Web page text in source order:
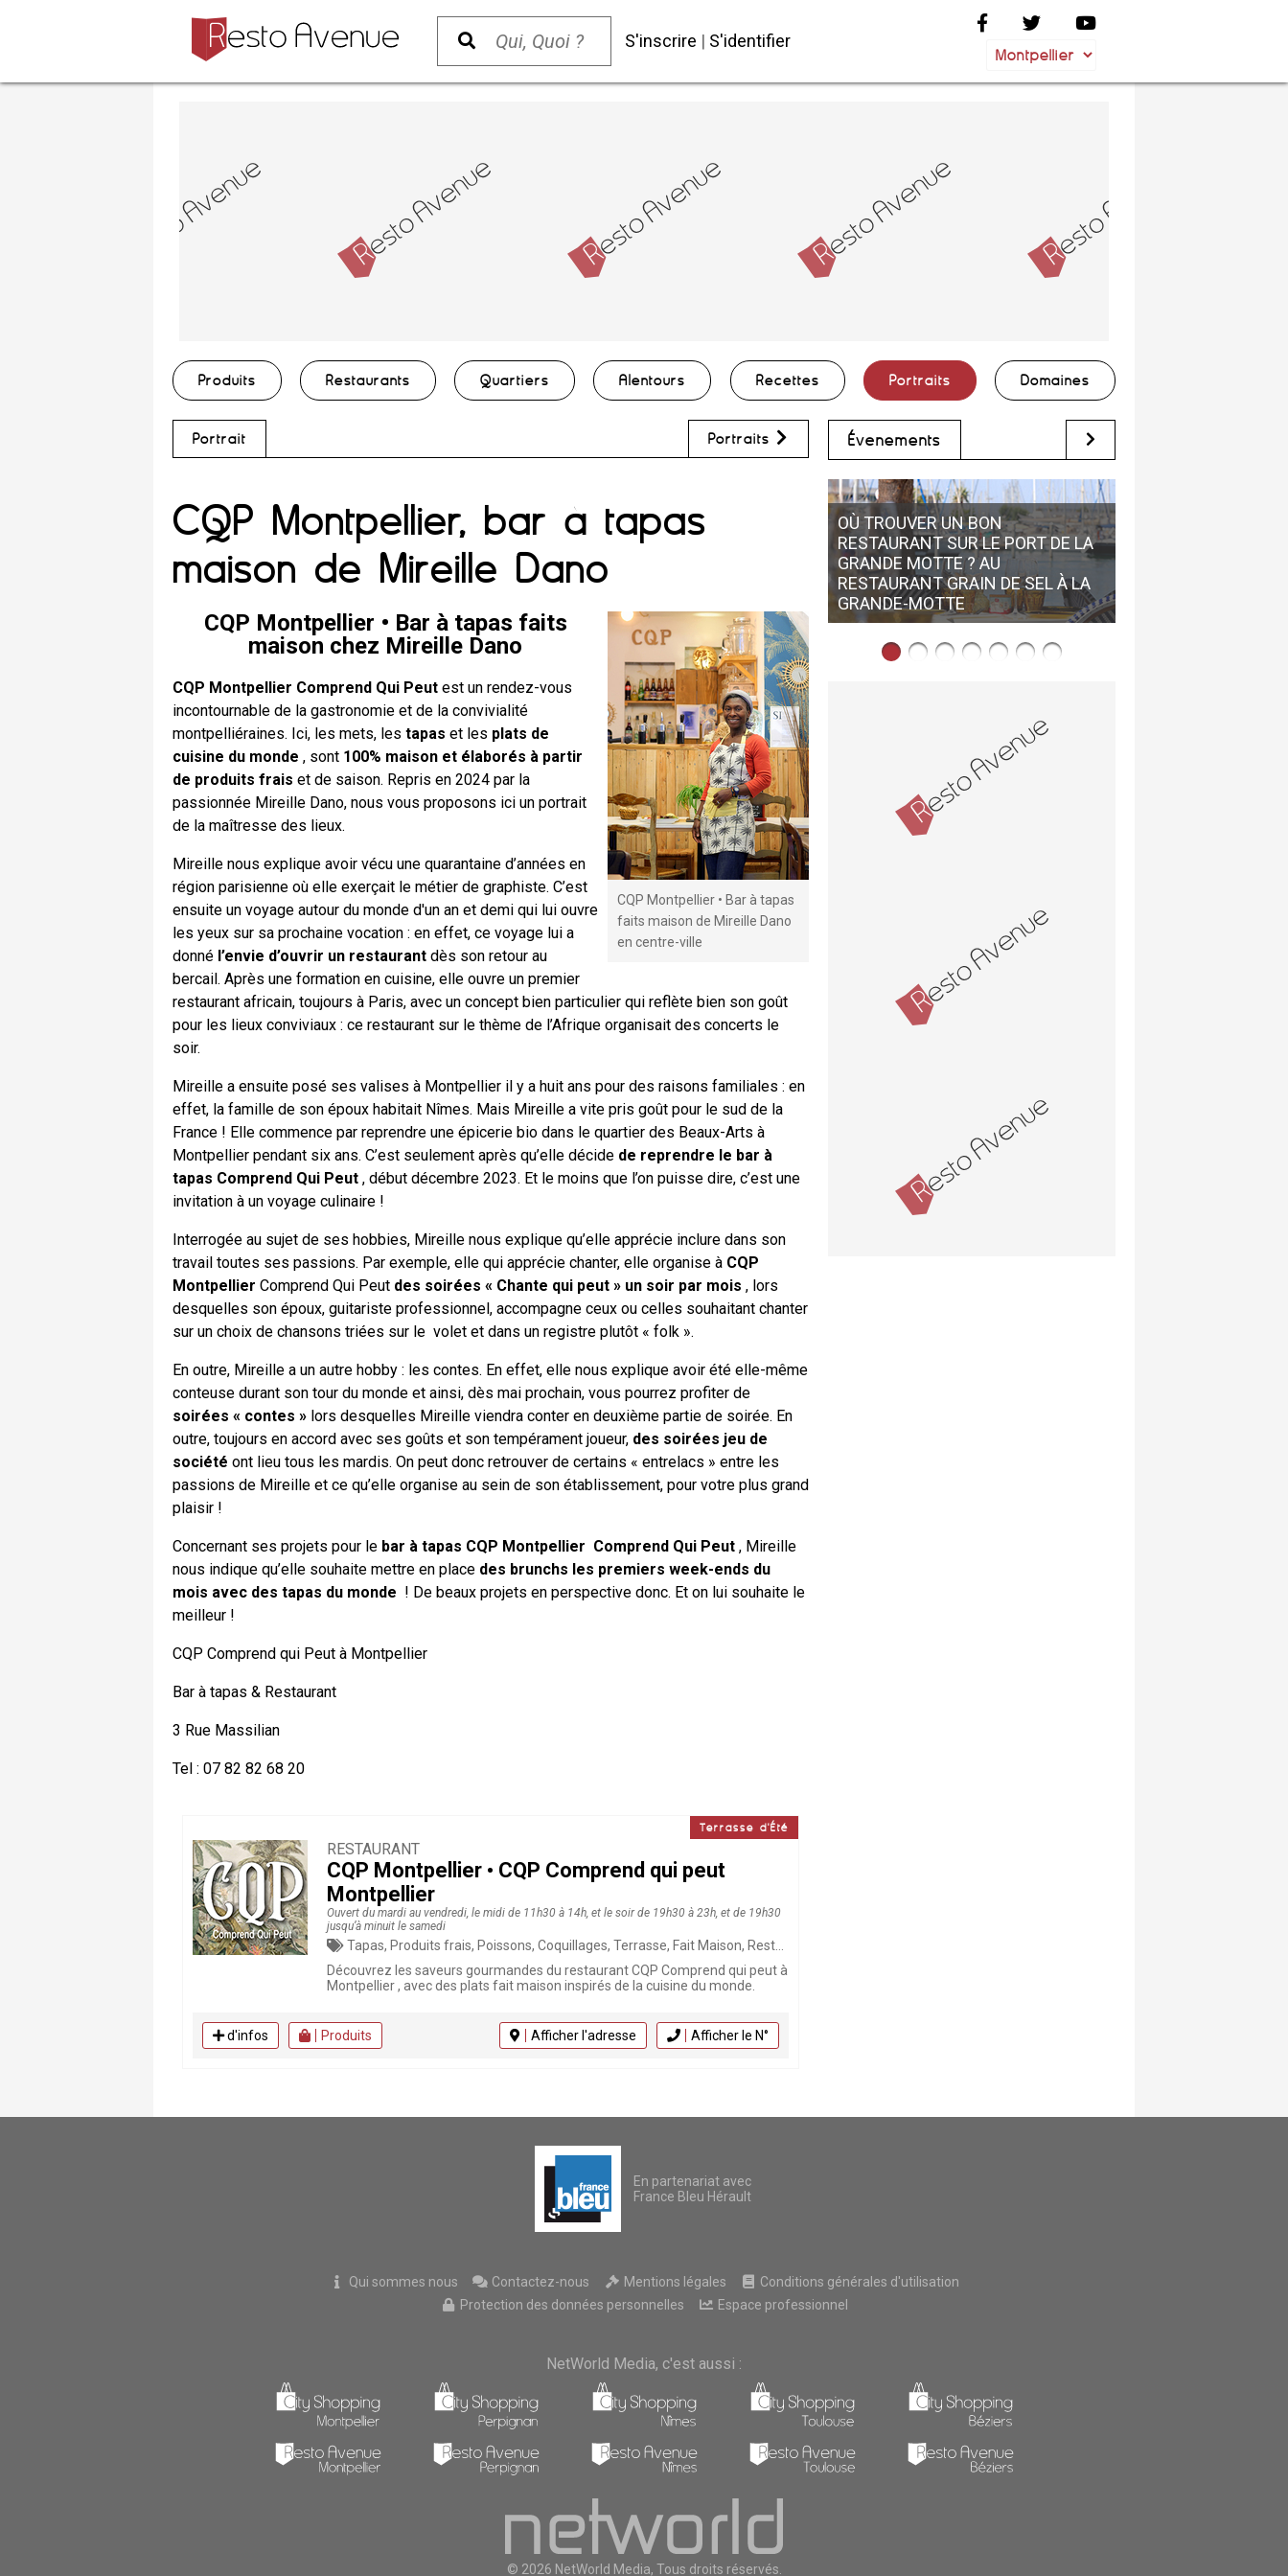
S'inscrire | S'identifier
Produits Restaurants Quartiers Alentours Recettes Portraits Domaines
Portrait Portraits
CQP Montpellier, bar à tapas
maison de Mireille Dano
CQP Montpellier • Bar à tapas
faits maison de Mireille Dano
en centre-ville
CQP Montpellier • Bar à tapas faits
maison chez Mireille Dano
CQP Montpellier Comprend Qui Peut est un rendez-vous
incontournable de la gastronomie et de la convivialité
montpelliéraines. Ici, les mets, les tapas et les plats de
cuisine du monde , sont 100% maison et élaborés à partir
de produits frais et de saison. Repris en 2024 par la
passionnée Mireille Dano, nous vous proposons ici un portrait
de la maîtresse des lieux.
Mireille nous explique avoir vécu une quarantaine d’années en
région parisienne où elle exerçait le métier de graphiste. C’est
ensuite un voyage autour du monde d'un an et demi qui lui ouvre
les yeux sur sa prochaine vocation : en effet, ce voyage lui a
donné l’envie d’ouvrir un restaurant dès son retour au
bercail. Après une formation en cuisine, elle ouvre un premier
restaurant africain, toujours à Paris, avec un concept bien particulier qui reflète bien son goût
pour les lieux conviviaux : ce restaurant sur le thème de l’Afrique organisait des concerts le
soir.
Mireille a ensuite posé ses valises à Montpellier il y a huit ans pour des raisons familiales : en
effet, la famille de son époux habitait Nîmes. Mais Mireille a vite pris goût pour le sud de la
France ! Elle commence par reprendre une épicerie bio dans le quartier des Beaux-Arts à
Montpellier pendant six ans. C’est seulement après qu’elle décide de reprendre le bar à
tapas Comprend Qui Peut , début décembre 2023. Et le moins que l’on puisse dire, c’est une
invitation à un voyage culinaire !
Interrogée au sujet de ses hobbies, Mireille nous explique qu’elle apprécie inclure dans son
travail toutes ses passions. Par exemple, elle qui apprécie chanter, elle organise à CQP
Montpellier Comprend Qui Peut des soirées « Chante qui peut » un soir par mois , lors
desquelles son époux, guitariste professionnel, accompagne ceux ou celles souhaitant chanter
sur un choix de chansons triées sur le volet et dans un registre plutôt « folk ».
En outre, Mireille a un autre hobby : les contes. En effet, elle nous explique avoir été elle-même
conteuse durant son tour du monde et ainsi, dès mai prochain, vous pourrez profiter de
soirées « contes » lors desquelles Mireille viendra conter en deuxième partie de soirée. En
outre, toujours en accord avec ses goûts et son tempérament joueur, des soirées jeu de
société ont lieu tous les mardis. On peut donc retrouver de certains « entrelacs » entre les
passions de Mireille et ce qu’elle organise au sein de son établissement, pour votre plus grand
plaisir !
Concernant ses projets pour le bar à tapas CQP Montpellier Comprend Qui Peut , Mireille
nous indique qu’elle souhaite mettre en place des brunchs les premiers week-ends du
mois avec des tapas du monde ! De beaux projets en perspective donc. Et on lui souhaite le
meilleur !
CQP Comprend qui Peut à Montpellier
Bar à tapas & Restaurant
3 Rue Massilian
Tel : 07 82 82 68 20
Terrasse d'Été
RESTAURANT
CQP Montpellier • CQP Comprend qui peut
Montpellier
Ouvert du mardi au vendredi, le midi de 11h30 à 14h, et le soir de 19h30 à 23h, et de 19h30
jusqu’à minuit le samedi
Tapas, Produits frais, Poissons, Coquillages, Terrasse, Fait Maison, Restaurant Africain, Cuisine Fusion, Animaux acceptés, Restaurant, Végétarien, Cuisine du monde, Click & Collect, Brunch
Découvrez les saveurs gourmandes du restaurant CQP Comprend qui peut à
Montpellier , avec des plats fait maison inspirés de la cuisine du monde.
d'infos Produits Afficher l'adresse Afficher le N°
Évènements
OÙ TROUVER UN BON
RESTAURANT SUR LE PORT DE LA
GRANDE MOTTE ? AU
RESTAURANT GRAIN DE SEL À LA
GRANDE-MOTTE
En partenariat avec
France Bleu Hérault
Qui sommes nous Contactez-nous Mentions légales
Conditions générales d'utilisation
Protection des données personnelles
Espace professionnel
NetWorld Media, c'est aussi :
© 2026 NetWorld Media, Tous droits réservés.